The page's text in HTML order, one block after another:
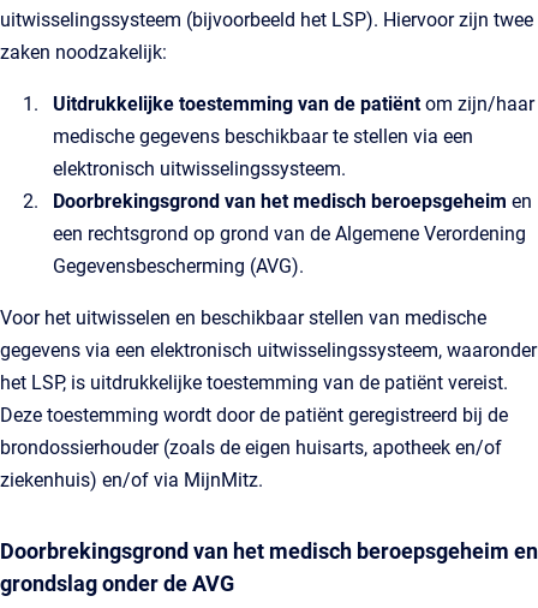
uitwisselingssysteem (bijvoorbeeld het LSP). Hiervoor zijn twee
zaken noodzakelijk:
Uitdrukkelijke toestemming van de patiëntom zijn/haar
medische gegevens beschikbaar te stellen via een
elektronisch uitwisselingssysteem.
Doorbrekingsgrond van het medisch beroepsgeheim en
een rechtsgrond op grond van de Algemene Verordening
Gegevensbescherming (AVG).
Voor het uitwisselen en beschikbaar stellen van medische
gegevens via een elektronisch uitwisselingssysteem, waaronder
het LSP, is uitdrukkelijke toestemming van de patiënt vereist.
Deze toestemming wordt door de patiënt geregistreerd bij de
brondossierhouder (zoals de eigen huisarts, apotheek en/of
ziekenhuis) en/of via MijnMitz.
Doorbrekingsgrond van het medisch beroepsgeheim en
grondslag onder de AVG